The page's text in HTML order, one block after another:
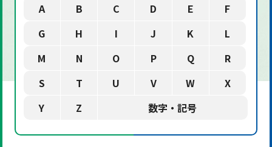
A B C D E
F
G
H I J K
L
M
N O P Q
R
S
T U V W
X
Y
Z 数字・記号